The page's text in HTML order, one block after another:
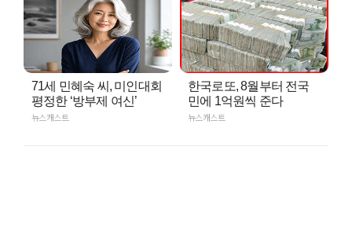
71세 민혜숙 씨, 미인대회
평정한 ‘방부제 여신’
뉴스캐스트
한국로또, 8월부터 전국
민에 1억원씩 준다
뉴스캐스트